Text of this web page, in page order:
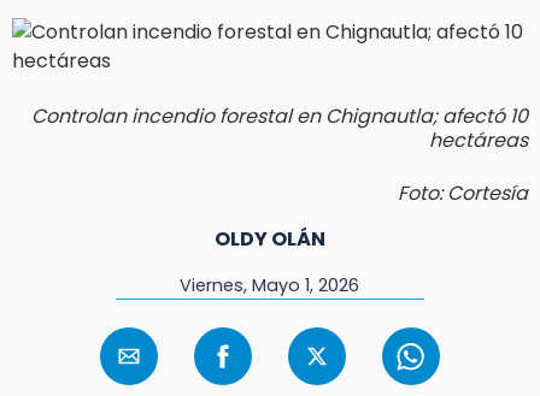
Controlan incendio forestal en Chignautla; afectó 10
hectáreas
Foto: Cortesía
OLDY OLÁN
Viernes, Mayo 1, 2026